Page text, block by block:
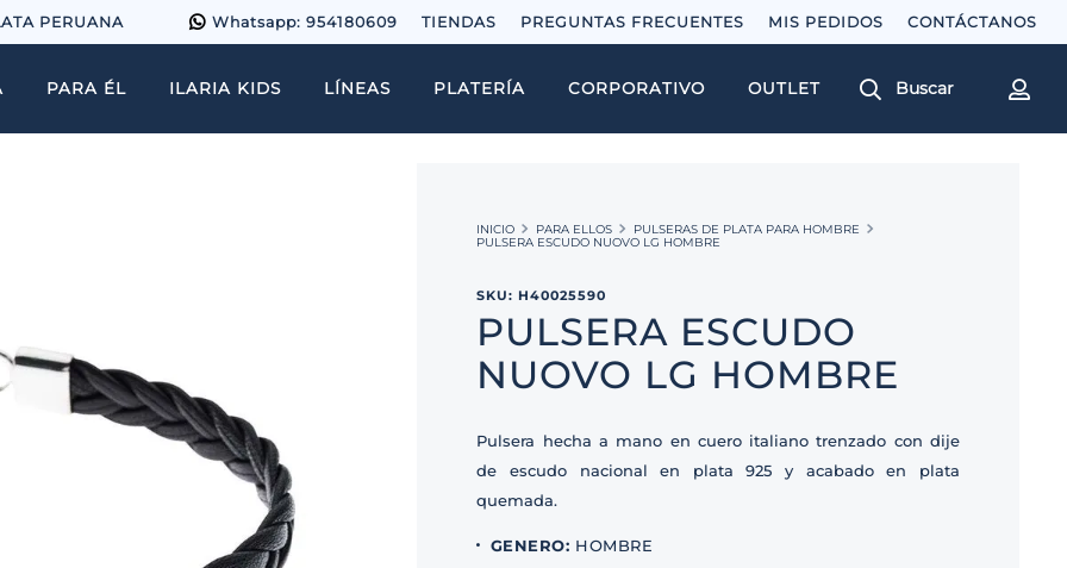
PERUANA Whatsapp: 954180609 TIENDAS PREGUNTAS FRECUENTES MIS PEDIDOS
PARA ÉL ILARIA KIDS LÍNEAS PLATERÍA CORPORATIVO OUTLET Buscar
PARA ELLOS
PULSERAS DE PLATA PARA HOMBRE
PULSERA ESCUDO NUOVO LG HOMBRE
SKU: H40025590
PULSERA ESCUDO
NUOVO LG HOMBRE
Pulsera hecha a mano en cuero italiano trenzado con dije
de escudo nacional en plata 925 y acabado en plata
quemada.
GENERO: HOMBRE